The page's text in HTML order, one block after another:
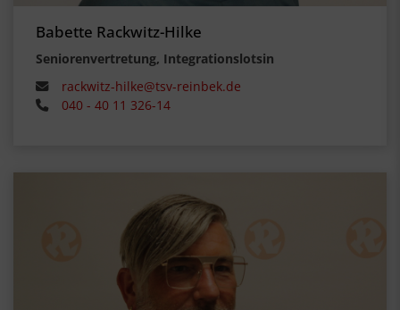
Babette Rackwitz-Hilke
Seniorenvertretung, Integrationslotsin
rackwitz-hilke@tsv-reinbek.de
040 - 40 11 326-14